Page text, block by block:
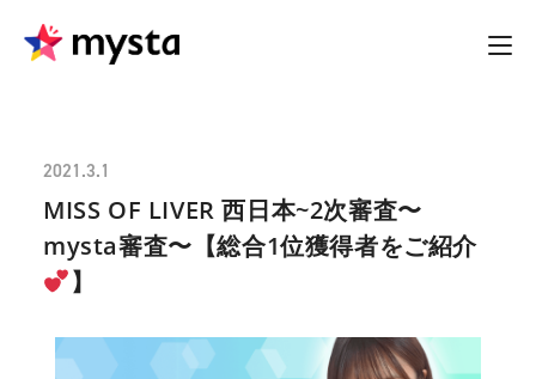
2021.3.1
MISS OF LIVER 西日本~2次審査〜
mysta審査〜【総合1位獲得者をご紹介
】